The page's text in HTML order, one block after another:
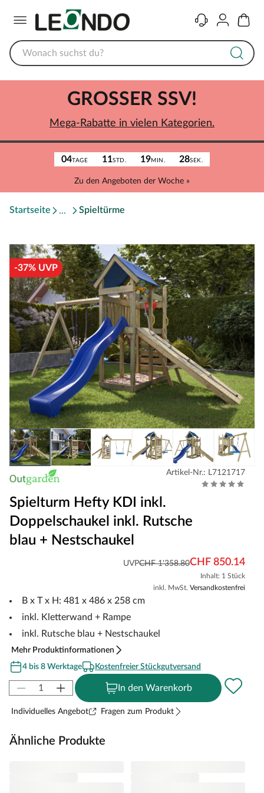
KontaktKonto
04TAGE 11STD. 19MIN. 28SEK.
Zu den Angeboten der Woche »
GROSSER SSV!
Mega-Rabatte in vielen Kategorien.
Startseite Spieltürme
-37% UVP
Artikel-Nr.: L7121717
Spielturm Hefty KDI inkl.
Doppelschaukel inkl. Rutsche
blau + Nestschaukel
UVPCHF 1'358.80CHF 850.14
Inhalt: 1 Stück
inkl. MwSt. Versandkostenfrei
B x T x H: 481 x 486 x 258 cm
inkl. Kletterwand + Rampe
inkl. Rutsche blau + Nestschaukel
Mehr Produktinformationen
4 bis 8 Werktage
Kostenfreier Stückgutversand
In den Warenkorb
Individuelles Angebot Fragen zum Produkt
Ähnliche Produkte